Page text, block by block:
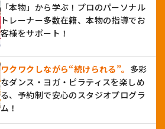
「本物」から学ぶ！プロのパーソナル
トレーナー多数在籍、本物の指導でお
客様をサポート！
ワクワクしながら“続けられる”。 多彩
なダンス・ヨガ・ピラティスを楽しめ
る、予約制で安心のスタジオプログラ
ム！